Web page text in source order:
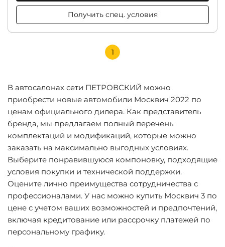
Получить спец. условия
1
В автосалонах сети ПЕТРОВСКИЙ можно
приобрести новые автомобили Москвич 2022 по
ценам официального дилера. Как представитель
бренда, мы предлагаем полный перечень
комплектаций и модификаций, которые можно
заказать на максимально выгодных условиях.
Выберите понравившуюся компоновку, подходящие
условия покупки и технической поддержки.
Оцените лично преимущества сотрудничества с
профессионалами. У нас можно купить Москвич 3 по
цене с учетом ваших возможностей и предпочтений,
включая кредитование или рассрочку платежей по
персональному графику.